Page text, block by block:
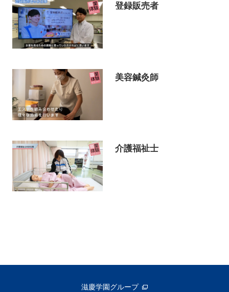
登録販売者
美容鍼灸師
介護福祉士
滋慶学園グループ